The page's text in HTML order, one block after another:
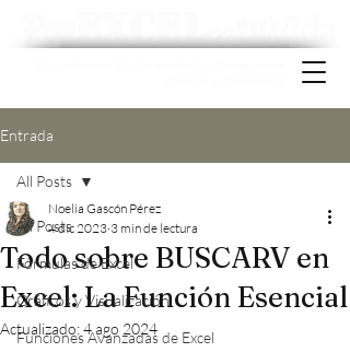
PonExcelentuVida
Entrada
All Posts
Fórmulas de Excel
Gráficos y Visualización
Funciones Avanzadas de Excel
All Posts
Todo sobre BUSCARV en
Excel: La Función Esencial
Noelia Gascón Pérez
4 dic 2023 3 min de lectura
Actualizado:4 ago 2024